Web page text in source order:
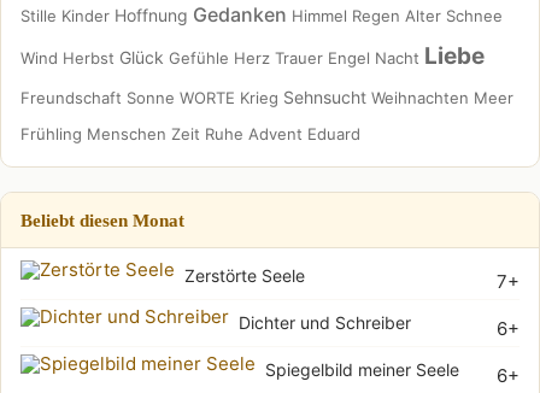
Stille Kinder Hoffnung Gedanken Himmel Regen Alter Schnee
Wind Herbst Glück Gefühle Herz Trauer Engel Nacht Liebe
Freundschaft Sonne WORTE Krieg Sehnsucht Weihnachten Meer
Frühling Menschen Zeit Ruhe Advent Eduard
Beliebt diesen Monat
7+
Zerstörte Seele
6+
Dichter und Schreiber
6+
Spiegelbild meiner Seele